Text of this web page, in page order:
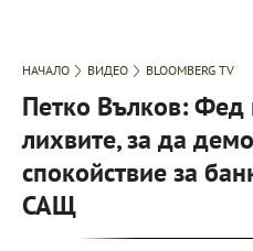
НАЧАЛО ВИДЕО BLOOMBERG TV
Петко Вълков:
лихвите, за да
спокойствие за
САЩ